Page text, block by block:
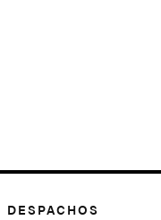
DESPACHOS